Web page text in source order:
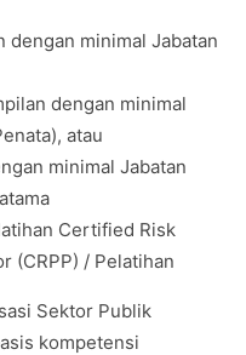
dengan minimal Jabatan
dengan minimal
atau
minimal Jabatan
Certified Risk
(CRPP) / Pelatihan
Sektor Publik
kompetensi